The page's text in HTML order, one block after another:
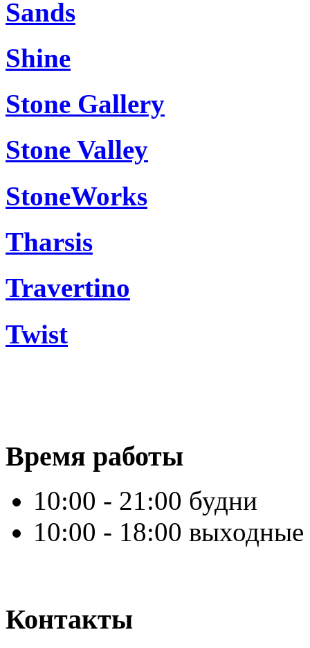
Sands
Shine
Stone Gallery
Stone Valley
StoneWorks
Tharsis
Travertino
Twist
Время работы
10:00 - 21:00 будни
10:00 - 18:00 выходные
Контакты